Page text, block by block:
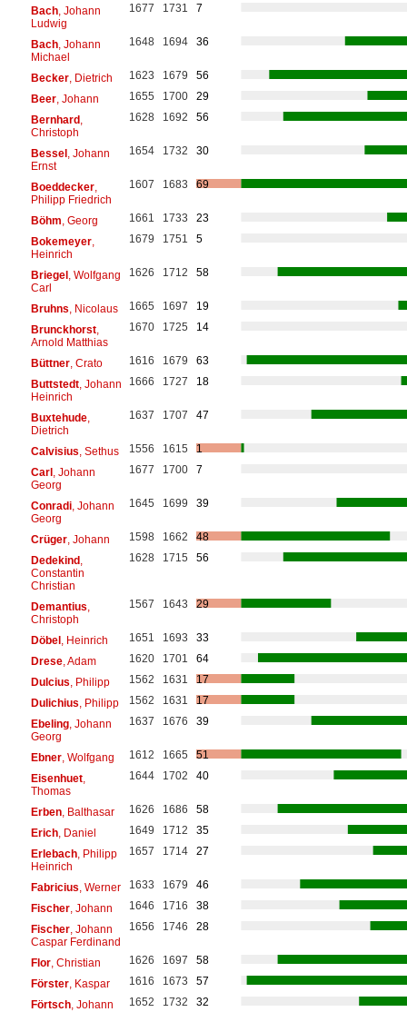
Bach, Johann
Ludwig
1677 1731 7
Bach, Johann
Michael
1648 1694 36
Becker, Dietrich 1623 1679
56
Beer, Johann 1655 1700
29
Bernhard,
Christoph
1628 1692 56
Bessel, Johann
Ernst
1654 1732 30
Boeddecker,
Philipp Friedrich
1607 1683 69
Böhm , Georg 1661 1733
23
Bokemeyer,
Heinrich
1679 1751 5
Briegel, Wolfgang
Carl
1626 1712 58
Bruhns , Nicolaus 1665 1697
19
Brunckhorst,
Arnold Matthias
1670 1725 14
Büttner, Crato 1616 1679
63
Buttstedt, Johann
Heinrich
1666 1727 18
Buxtehude,
Dietrich
1637 1707 47
Calvisius , Sethus 1556 1615
1
Carl, Johann
Georg
1677 1700 7
Conradi, Johann
Georg
1645 1699 39
Crüger, Johann 1598 1662
48
Dedekind,
Constantin
Christian
1628 1715 56
Demantius
Christoph
1567 1643 29
Döbel, Heinrich 1651 1693
33
Drese, Adam 1620 1701
64
Dulcius , Philipp 1562 1631
17
Dulichius , Philipp 1562 1631
17
Ebeling, Johann
Georg
1637 1676 39
Ebner, Wolfgang 1612 1665
51
Eisenhuet,
Thomas
1644 1702 40
Erben, Balthasar 1626 1686
58
Erich, Daniel 1649 1712
35
Erlebach, Philipp
Heinrich
1657 1714 27
Fabricius , Werner 1633 1679
46
Fischer, Johann 1646 1716
38
Fischer, Johann
Caspar Ferdinand
1656 1746 28
Flor, Christian 1626 1697
58
Förster, Kaspar 1616 1673
57
Förtsch, Johann
1652 1732 32